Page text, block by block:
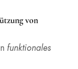
von
funktionales